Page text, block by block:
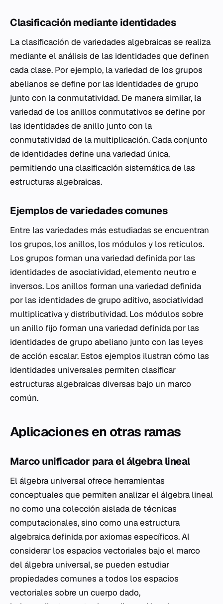
Clasificación mediante identidades
La clasificación de variedades algebraicas se realiza
mediante el análisis de las identidades que definen
cada clase. Por ejemplo, la variedad de los grupos
abelianos se define por las identidades de grupo
junto con la conmutatividad. De manera similar, la
variedad de los anillos conmutativos se define por
las identidades de anillo junto con la
conmutatividad de la multiplicación. Cada conjunto
de identidades define una variedad única,
permitiendo una clasificación sistemática de las
estructuras algebraicas.
Ejemplos de variedades comunes
Entre las variedades más estudiadas se encuentran
los grupos, los anillos, los módulos y los retículos.
Los grupos forman una variedad definida por las
identidades de asociatividad, elemento neutro e
inversos. Los anillos forman una variedad definida
por las identidades de grupo aditivo, asociatividad
multiplicativa y distributividad. Los módulos sobre
un anillo fijo forman una variedad definida por las
identidades de grupo abeliano junto con las leyes
de acción escalar. Estos ejemplos ilustran cómo las
identidades universales permiten clasificar
estructuras algebraicas diversas bajo un marco
común.
Aplicaciones en otras ramas
Marco unificador para el álgebra lineal
El álgebra universal ofrece herramientas
conceptuales que permiten analizar el álgebra lineal
no como una colección aislada de técnicas
computacionales, sino como una estructura
algebraica definida por axiomas específicos. Al
considerar los espacios vectoriales bajo el marco
del álgebra universal, se pueden estudiar
propiedades comunes a todos los espacios
vectoriales sobre un cuerpo dado,